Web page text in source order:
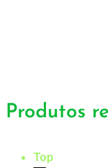
Produtos
Top